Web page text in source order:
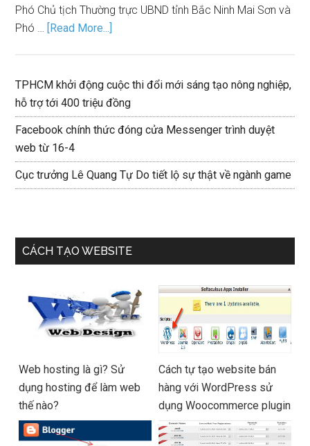
Phó Chủ tịch Thường trực UBND tỉnh Bắc Ninh Mai Sơn và
Phó … [Read More...]
TPHCM khởi động cuộc thi đổi mới sáng tạo nông nghiệp,
hỗ trợ tới 400 triệu đồng
Facebook chính thức đóng cửa Messenger trình duyệt
web từ 16-4
Cục trưởng Lê Quang Tự Do tiết lộ sự thật về ngành game
CÁCH TẠO WEBSITE
Web hosting là gì? Sử
dụng hosting để làm web
thế nào?
Cách tự tạo website bán
hàng với WordPress sử
dụng Woocommerce plugin